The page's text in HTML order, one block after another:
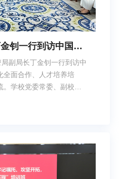
钊一行到访中国海
副局长丁金钊一行到访中
全面合作、人才培养培
。学校党委常委、副校长
中国海洋大学对山东海
合作领域，不断提升协同
校涉海学科特色与人才培
是学校深化产教融合、服